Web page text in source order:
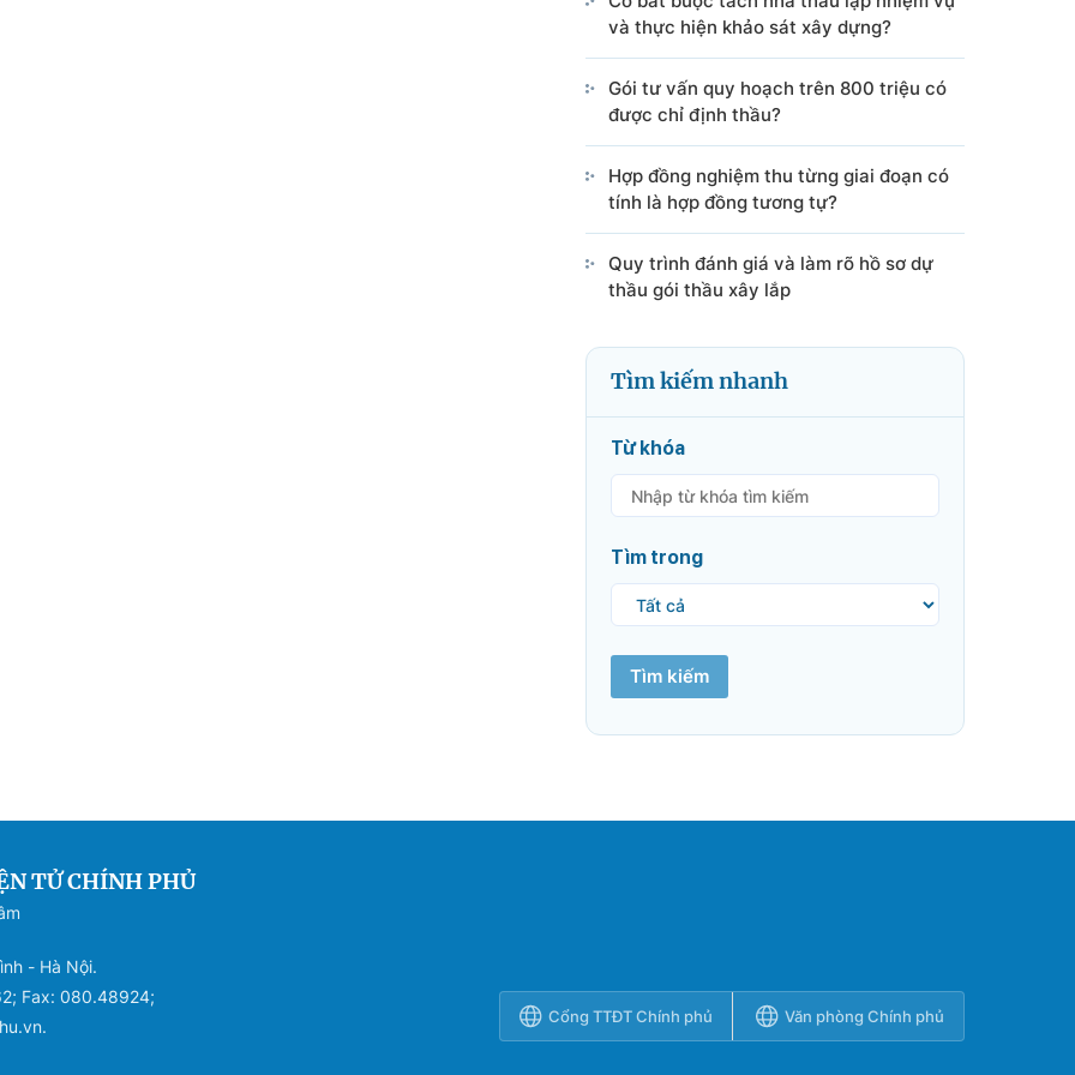
và thực hiện khảo sát xây dựng?
Gói tư vấn quy hoạch trên 800 triệu có
được chỉ định thầu?
Hợp đồng nghiệm thu từng giai đoạn có
tính là hợp đồng tương tự?
Quy trình đánh giá và làm rõ hồ sơ dự
thầu gói thầu xây lắp
Tìm kiếm nhanh
Từ khóa
Tìm trong
Tìm kiếm
TỬ CHÍNH PHỦ
- Hà Nội.
Fax: 080.48924;
Cổng TTĐT Chính phủ Văn phòng Chính phủ